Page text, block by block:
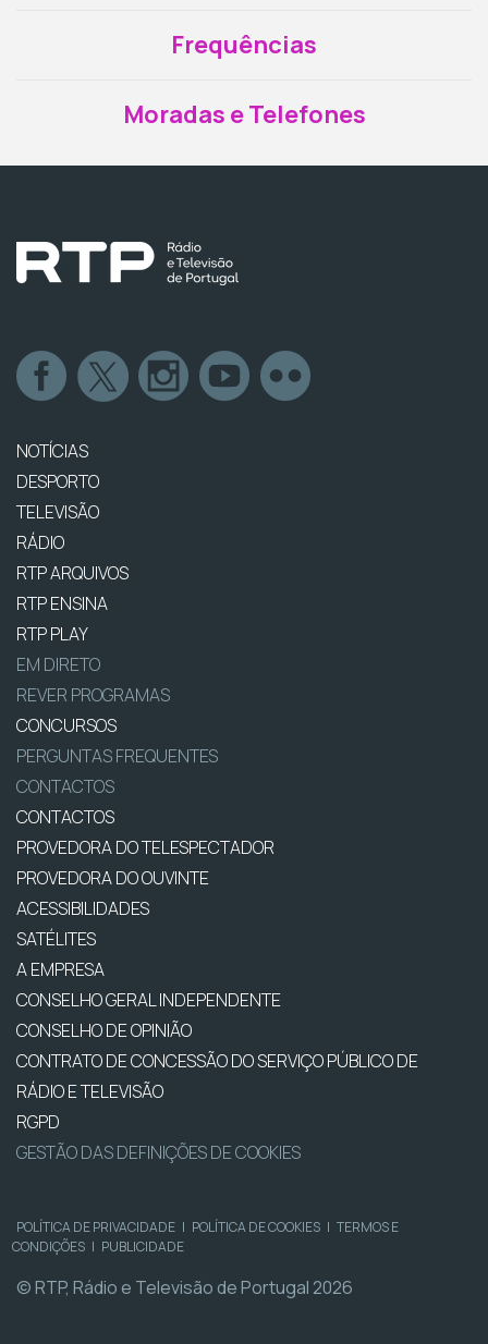
Frequências
Moradas e Telefones
NOTÍCIAS
DESPORTO
TELEVISÃO
RÁDIO
RTP ARQUIVOS
RTP ENSINA
RTP PLAY
EM DIRETO
REVER PROGRAMAS
CONCURSOS
PERGUNTAS FREQUENTES
CONTACTOS
CONTACTOS
PROVEDORA DO TELESPECTADOR
PROVEDORA DO OUVINTE
ACESSIBILIDADES
SATÉLITES
A EMPRESA
CONSELHO GERAL INDEPENDENTE
CONSELHO DE OPINIÃO
CONTRATO DE CONCESSÃO DO SERVIÇO PÚBLICO DE
RÁDIO E TELEVISÃO
RGPD
GESTÃO DAS DEFINIÇÕES DE COOKIES
POLÍTICA DE PRIVACIDADE | POLÍTICA DE COOKIES | TERMOS E
CONDIÇÕES | PUBLICIDADE
© RTP, Rádio e Televisão de Portugal 2026